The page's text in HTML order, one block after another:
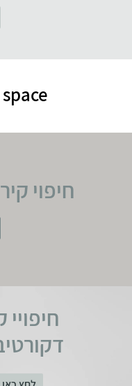
חיפוי
חיפויי